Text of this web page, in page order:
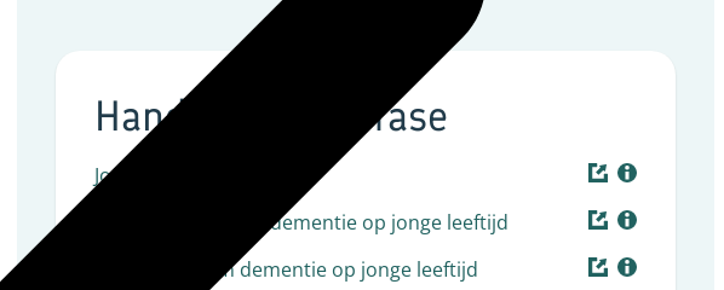
Handig in deze fase
Jonge mantelzorgers
Alzheimercentrum dementie op jonge leeftijd
Kenniscentrum dementie op jonge leeftijd